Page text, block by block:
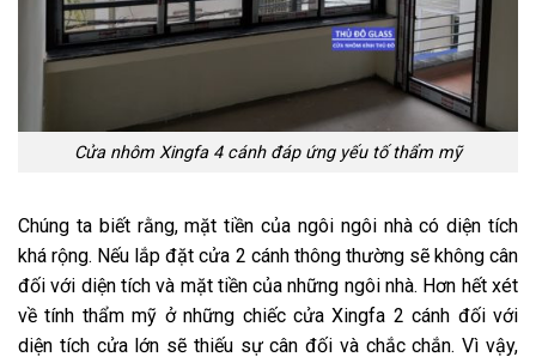
Cửa nhôm Xingfa 4 cánh đáp ứng yếu tố thẩm mỹ
Chúng ta biết rằng, mặt tiền của ngôi ngôi nhà có diện tích
khá rộng. Nếu lắp đặt cửa 2 cánh thông thường sẽ không cân
đối với diện tích và mặt tiền của những ngôi nhà. Hơn hết xét
về tính thẩm mỹ ở những chiếc cửa Xingfa 2 cánh đối với
diện tích cửa lớn sẽ thiếu sự cân đối và chắc chắn. Vì vậy,